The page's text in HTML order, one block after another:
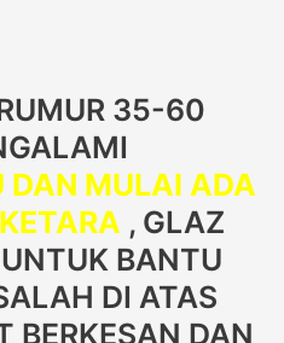
35-60
MULAI ADA
, GLAZ
BANTU
DI ATAS
BERKESAN DAN